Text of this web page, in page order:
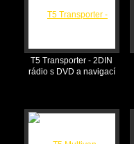
T5 Transporter - 2DIN
rádio s DVD a navigací